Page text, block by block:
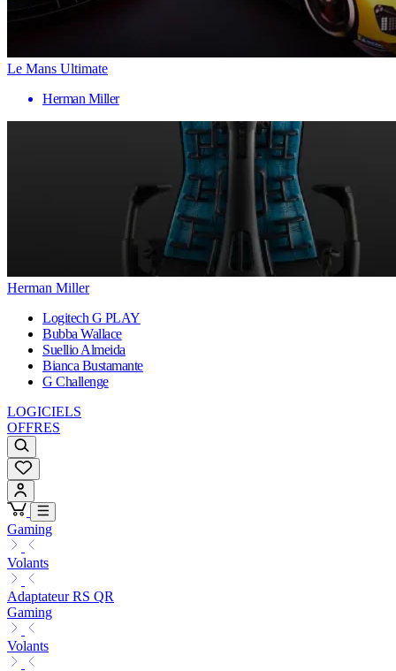
Le Mans Ultimate
Herman Miller
Herman Miller
Logitech G PLAY
Bubba Wallace
Suellio Almeida
Bianca Bustamante
G Challenge
LOGICIELS
OFFRES
Gaming
Volants
Adaptateur RS QR
Gaming
Volants